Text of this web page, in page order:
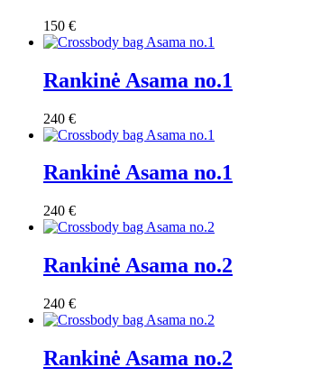
150 €
Rankinė Asama no.1
240 €
Rankinė Asama no.1
240 €
Rankinė Asama no.2
240 €
Rankinė Asama no.2